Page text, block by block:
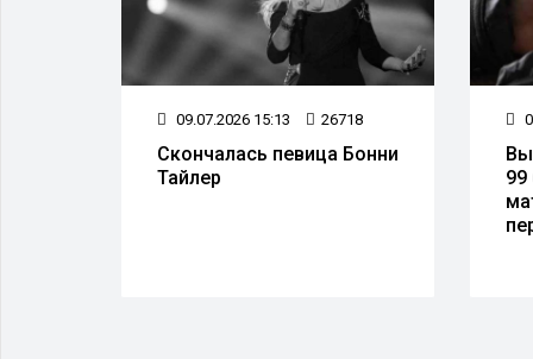
09.07.2026 15:13 26718
Скончалась певица Бонни
Тайлер
99